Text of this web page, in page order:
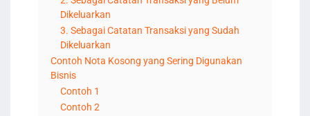
Dikeluarkan
3. Sebagai Catatan Transaksi yang Sudah
Dikeluarkan
Contoh Nota Kosong yang Sering Digunakan
Bisnis
Contoh 1
Contoh 2